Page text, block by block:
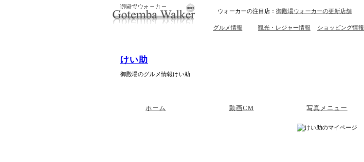
ウォーカーの注目店： 御殿場ウォーカーの更新店舗
グルメ情報 観光・レジャー情報 ショッピング情報
けい助
御殿場のグルメ情報けい助
ホーム 動画CM 写真メニュー